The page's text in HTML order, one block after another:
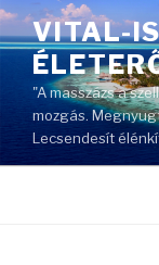
Tartalomhoz
VITAL-
"A masszázs a
mozgás.
Lecsendesít